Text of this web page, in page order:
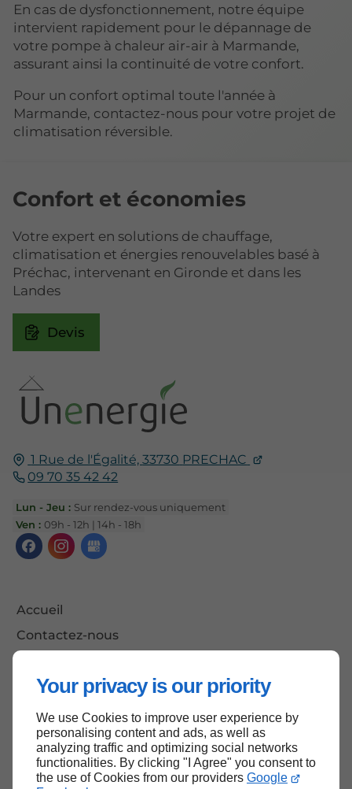
Your privacy is our priority
We use Cookies to improve user experience by
personalising content and ads, as well as
analyzing traffic and optimizing social networks
functionalities. By clicking "I Agree" you consent to
the use of Cookies from our providers Google
En cas de dysfonctionnement, notre équipe
intervient rapidement pour le dépannage de
votre pompe à chaleur air-air à Marmande,
assurant ainsi la continuité de votre confort.
Pour un confort optimal toute l'année à
Marmande, contactez-nous pour votre projet de
climatisation réversible.
1 Rue de l'Égalité,33730 PRECHAC
09 70 35 42 42
Lun - Jeu : Sur rendez-vous uniquement
Ven : 09h - 12h | 14h - 18h
Accueil
Contactez-nous
Plan du site
Confort et économies
Votre expert en solutions de chauffage,
climatisation et énergies renouvelables basé à
Préchac, intervenant en Gironde et dans les
Landes
Devis
Haut de page